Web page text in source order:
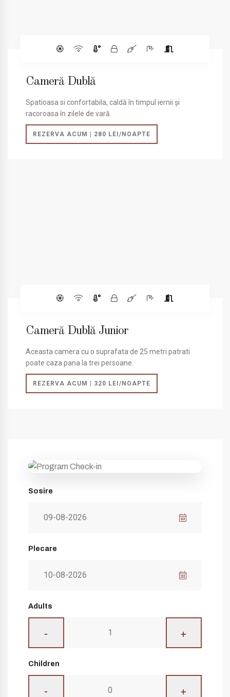
Cameră Dublă
Spatioasa si confortabila, caldă în timpul iernii și
racoroasa în zilele de vară.
REZERVA ACUM | 280 LEI/NOAPTE
Cameră Dublă Junior
Aceasta camera cu o suprafata de 25 metri patrati
poate caza pana la trei persoane.
REZERVA ACUM | 320 LEI/NOAPTE
Sosire
Plecare
Adults
- +
Children
- +